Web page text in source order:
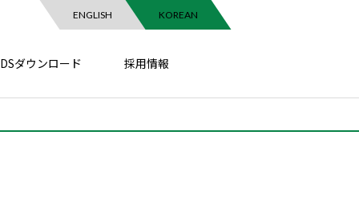
ENGLISH KOREAN
ダウンロード 採用情報